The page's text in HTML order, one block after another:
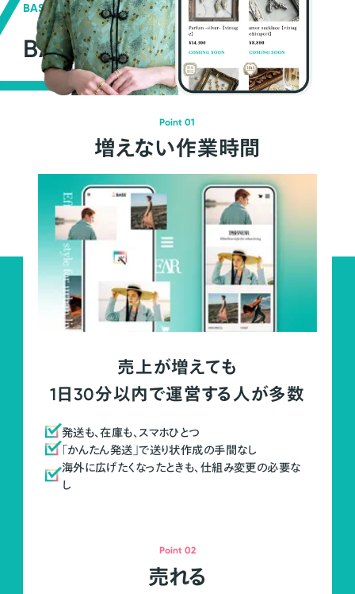
BASEの強み
BASEが強い3つの理由
Point 01
増えない作業時間
売上が増えても
1日30分以内で運営する人が多数
発送も、在庫も、スマホひとつ
「かんたん発送」で送り状作成の手間なし
海外に広げたくなったときも、仕組み変更の必要な
し
Point 02
売れる